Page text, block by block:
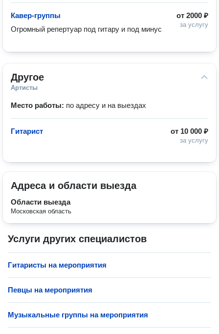
от 2000 ₽
за услугу
Кавер-группы
Огромный репертуар под гитару и под минус
Другое
Артисты
Место работы: по адресу и на выездах
от 10 000 ₽
за услугу
Гитарист
Адреса и области выезда
Области выезда
Московская область
Услуги других специалистов
Гитаристы на мероприятия
Певцы на мероприятия
Музыкальные группы на мероприятия